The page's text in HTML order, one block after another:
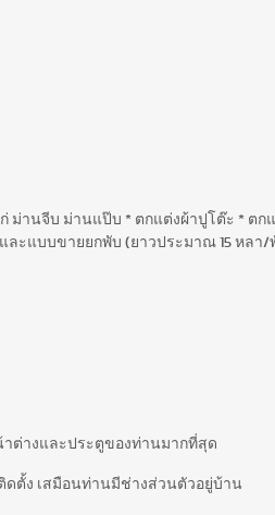
านจีบ ม่านแป๊บ * ตกแต่งผ้าปูโต๊ะ * ตก
ละแบบขายยกพับ (ยาวประมาณ 15 หลา/
าต่างและประตูของท่านมากที่สุด
ติดตั้ง เสมือนท่านมีช่างส่วนตัวอยู่บ้าน